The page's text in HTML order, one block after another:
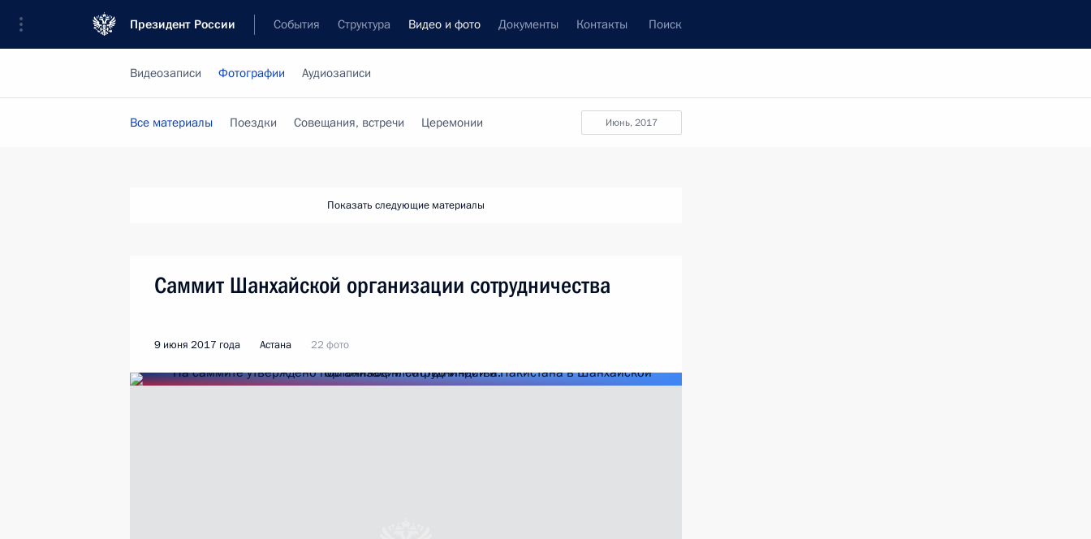
Президент России События Структура Видео и фото Документы Контакты Поиск
Видеозаписи Фотографии Аудиозаписи
июнь, 2017
Все материалы Поездки Совещания, встречи Церемонии
Показать следующие материалы
Саммит Шанхайской организации сотрудничества
9 июня 2017 года Астана 22 фото